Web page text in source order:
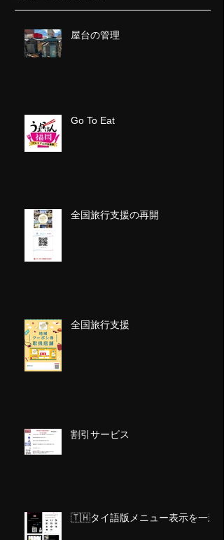
屋台の管理
Go To Eat
全国旅行支援の再開
全国旅行支援
割引サービス
🇹🇭タイ語版メニュー表示を一新